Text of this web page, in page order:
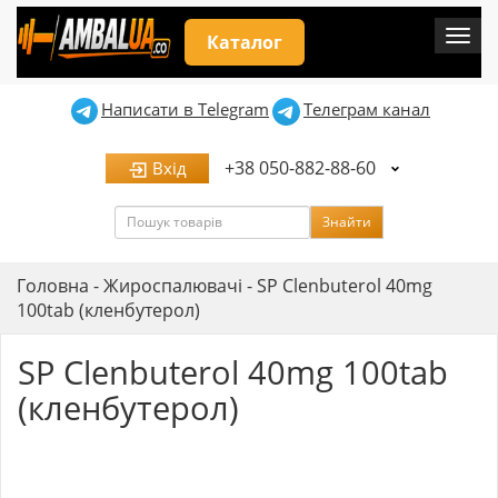
Каталог
Написати в Telegram Телеграм канал
Вхід +38 050-882-88-60
Пошук Знайти
Головна -Жироспалювачі -SP Clenbuterol 40mg
100tab (кленбутерол)
SP Clenbuterol 40mg 100tab
(кленбутерол)